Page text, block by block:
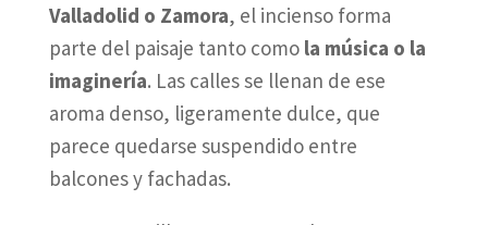
Valladolid o Zamora, el incienso forma
parte del paisaje tanto como la música o la
imaginería. Las calles se llenan de ese
aroma denso, ligeramente dulce, que
parece quedarse suspendido entre
balcones y fachadas.